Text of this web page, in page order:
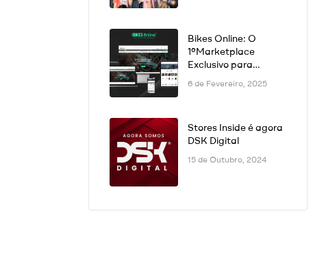
Bikes Online: O
1ºMarketplace
Exclusivo para
Península Ibérica Já
6 de Fevereiro, 2025
Stores Inside é agora
DSK Digital
15 de Outubro, 2024